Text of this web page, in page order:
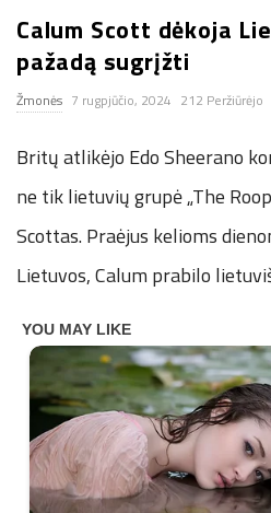
n
.
n
e
t
Calum Scott dėkoja
pažadą sugrįžti
Žmonės 7 rugpjūčio, 2024 212 Peržiūrėjo
Britų atlikėjo Edo Sheerano
ne tik lietuvių grupė „The
Scottas. Praėjus kelioms
Lietuvos, Calum prabilo